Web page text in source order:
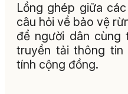
Lồng ghép giữa
câu hỏi về bảo vệ
để người dân cùng
truyền tải thông
tính cộng đồng.